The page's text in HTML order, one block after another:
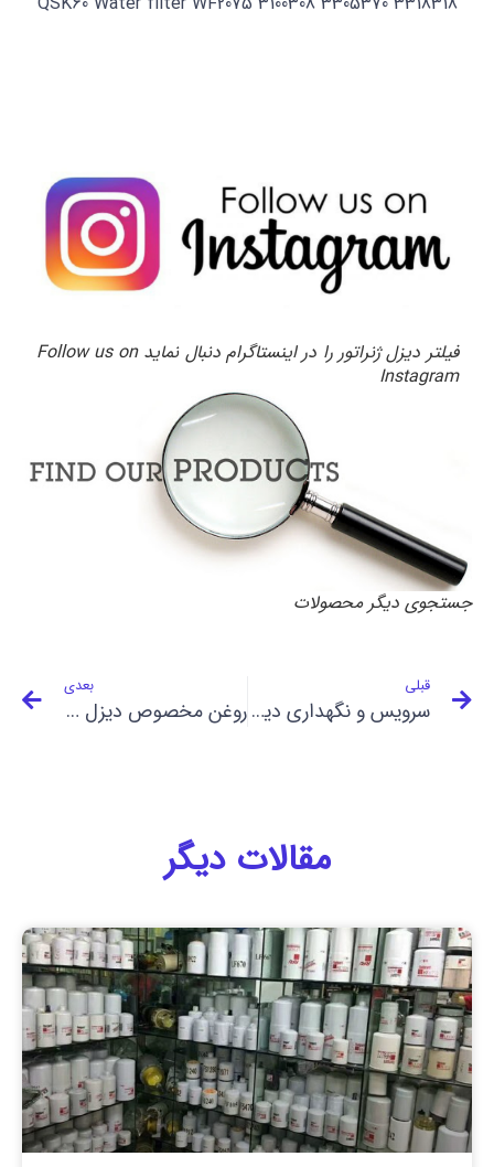
فیلتر دیزل ژنراتور را در اینستاگرام دنبال نماید Follow us on
Instagram
جستجوی دیگر محصولات
قبلی
سرویس و نگهداری دیزل ژنراتور-فیلتر دیزل ژنراتور
بعدی
روغن مخصوص دیزل ژنراتور
مقالات دیگر